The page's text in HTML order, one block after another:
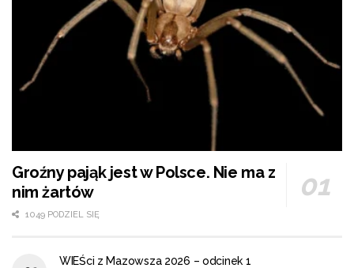
Groźny pająk jest w Polsce. Nie ma z
nim żartów
1049 PODZIEL SIĘ
WIEŚci z Mazowsza 2026 – odcinek 1